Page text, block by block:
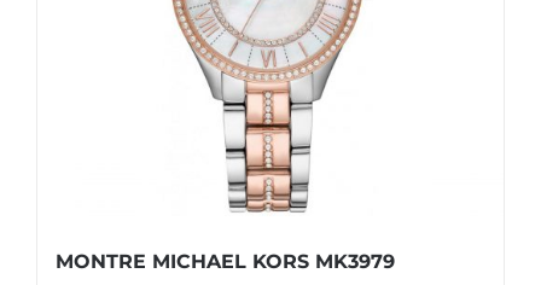
MONTRE MICHAEL KORS MK3979